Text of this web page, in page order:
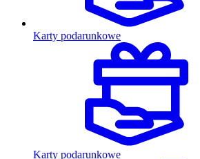
Karty podarunkowe
Karty podarunkowe